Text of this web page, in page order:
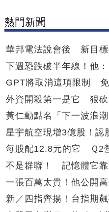
熱門新聞
華邦電法說會後 新目標
下週恐跌破半年線！他
GPT將取消這項限制
外資開殺第一是它 狠砍
黃仁勳點名「下一波浪
星宇航空現增3億股！認
每股配12.8元的它 Ｑ2
不是群聯！ 記憶體它靠
一張百萬太貴！他公開
新／四指齊揚！台指期